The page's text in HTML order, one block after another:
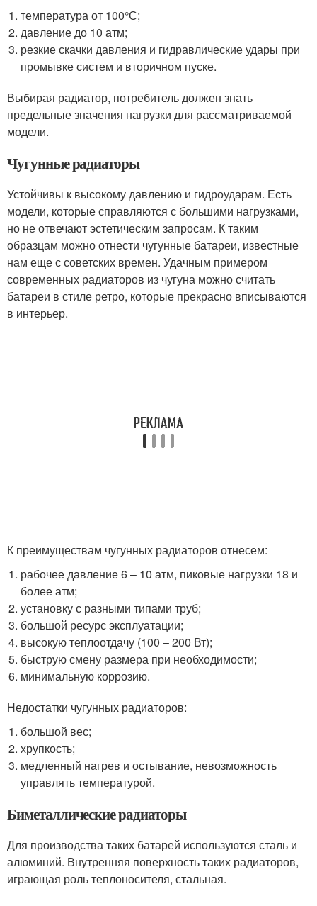
температура от 100°С;
давление до 10 атм;
резкие скачки давления и гидравлические удары при
промывке систем и вторичном пуске.
Выбирая радиатор, потребитель должен знать
предельные значения нагрузки для рассматриваемой
модели.
Чугунные радиаторы
Устойчивы к высокому давлению и гидроударам. Есть
модели, которые справляются с большими нагрузками,
но не отвечают эстетическим запросам. К таким
образцам можно отнести чугунные батареи, известные
нам еще с советских времен. Удачным примером
современных радиаторов из чугуна можно считать
батареи в стиле ретро, которые прекрасно вписываются
в интерьер.
К преимуществам чугунных радиаторов отнесем:
рабочее давление 6 – 10 атм, пиковые нагрузки 18 и
более атм;
установку с разными типами труб;
большой ресурс эксплуатации;
высокую теплоотдачу (100 – 200 Вт);
быструю смену размера при необходимости;
минимальную коррозию.
Недостатки чугунных радиаторов:
большой вес;
хрупкость;
медленный нагрев и остывание, невозможность
управлять температурой.
Биметаллические радиаторы
Для производства таких батарей используются сталь и
алюминий. Внутренняя поверхность таких радиаторов,
играющая роль теплоносителя, стальная.